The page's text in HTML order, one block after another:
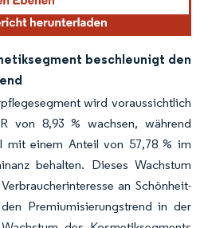
beschleunigt den
wird voraussichtlich
von 8,93 % wachsen, während
mit einem Anteil von 57,78 % im
behalten. Dieses Wachstum
an Schönheit-
Premiumisierungstrend in der